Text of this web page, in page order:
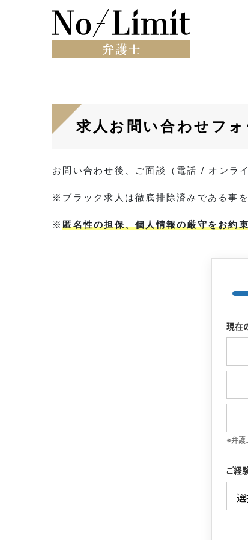
求人お問い合わせフォ
お問い合わせ後、ご面談（電話 / オンラ
※ブラック求人は徹底排除済みである事を
※匿名性の担保、個人情報の厳守をお約
現在
※弁護
ご経